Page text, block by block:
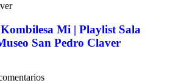
Kombilesa Mi | Playlist Sala
San Pedro Claver